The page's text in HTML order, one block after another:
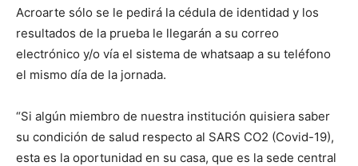
Acroarte sólo se le pedirá la cédula de identidad y los
resultados de la prueba le llegarán a su correo
electrónico y/o vía el sistema de whatsaap a su teléfono
el mismo día de la jornada.
“Si algún miembro de nuestra institución quisiera saber
su condición de salud respecto al SARS CO2 (Covid-19),
esta es la oportunidad en su casa, que es la sede central